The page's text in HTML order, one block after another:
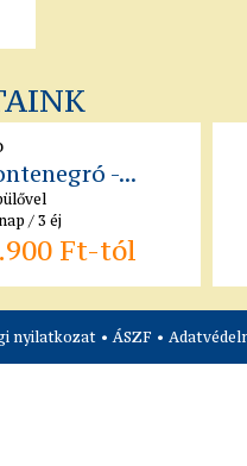
-...
/ 3 éj
Ft-tól
nyilatkozat • ÁSZF •